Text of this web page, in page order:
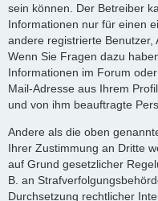
sein können. Der Betreiber
Informationen nur für einen
andere registrierte Benutzer,
Wenn Sie Fragen dazu
Informationen im Forum
Mail-Adresse aus Ihrem
und von ihm beauftragte
Andere als die oben
Ihrer Zustimmung an Dritte
auf Grund gesetzlicher
B. an
Durchsetzung rechtlicher